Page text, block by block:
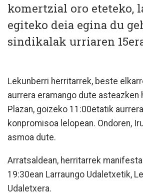
komertzial oro eteteko,
egiteko deia egina du
sindikalak urriaren
Lekunberri herritarrek, beste
aurrera eramango dute asteazken
Plazan, goizeko 11:00etatik
konpromisoa lelopean. Ondoren,
asmoa dute.
Arratsaldean, herritarrek
19:30ean Larraungo Udaletxetik,
Udaletxera.